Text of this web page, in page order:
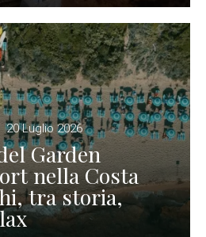
20 Luglio 2026
Garden
nella Costa
tra storia,